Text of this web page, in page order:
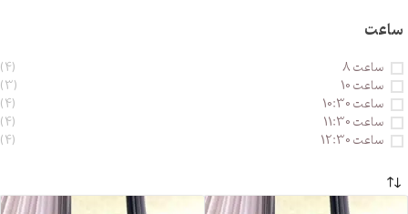
ساعت
ساعت 8 (4)
ساعت 10 (3)
ساعت 10:30 (4)
ساعت 11:30 (4)
ساعت 12:30 (4)